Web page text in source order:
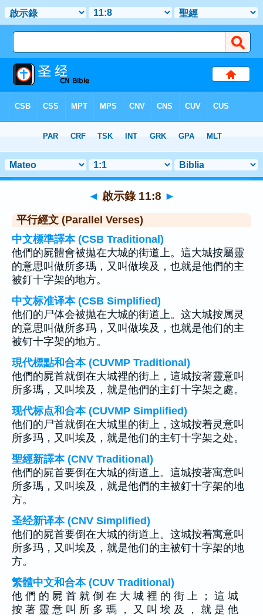
> 聖經金句 8
◄ 啟示錄 11:8 ►
平行經文 (Parallel Verses)
中文標準譯本 (CSB Traditional)
他們的屍體會被拋在大城的街道上。這大城按屬靈
的意思叫做所多瑪，又叫做埃及，也就是他們的主
被釘十字架的地方。
中文标准译本 (CSB Simplified)
他们的尸体会被抛在大城的街道上。这大城按属灵
的意思叫做所多玛，又叫做埃及，也就是他们的主
被钉十字架的地方。
現代標點和合本 (CUVMP Traditional)
他們的屍首就倒在大城裡的街上，這城按著靈意叫
所多瑪，又叫埃及，就是他們的主釘十字架之處。
现代标点和合本 (CUVMP Simplified)
他们的尸首就倒在大城里的街上，这城按着灵意叫
所多玛，又叫埃及，就是他们的主钉十字架之处。
聖經新譯本 (CNV Traditional)
他們的屍首要倒在大城的街道上。這城按著寓意叫
所多瑪，又叫埃及，就是他們的主被釘十字架的地
方。
圣经新译本 (CNV Simplified)
他们的屍首要倒在大城的街道上。这城按着寓意叫
所多玛，又叫埃及，就是他们的主被钉十字架的地
方。
繁體中文和合本 (CUV Traditional)
他 們 的 屍 首 就 倒 在 大 城 裡 的 街 上 ； 這 城
按 著 靈 意 叫 所 多 瑪 ， 又 叫 埃 及 ， 就 是 他